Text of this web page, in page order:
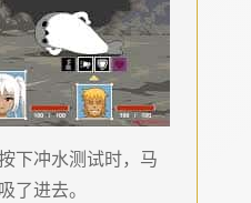
下冲水测试时，马
了进去。